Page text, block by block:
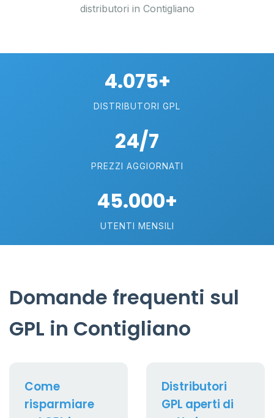
distributori in Contigliano
4.075+
DISTRIBUTORI GPL
24/7
PREZZI AGGIORNATI
45.000+
UTENTI MENSILI
Domande frequenti sul
GPL in Contigliano
Come
risparmiare
Distributori
GPL aperti di